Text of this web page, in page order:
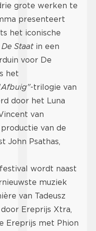
grote werken te
presenteert
het iconische
De Staatin een
voor De
het
Afbuig"-trilogie van
door het Luna
van
van de
John Psathas,
wordt naast
muziek
van Tadeusz
Ereprijs Xtra,
Ereprijs met Phion